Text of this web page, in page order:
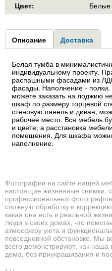
Цвет:
Белые
Group1
Описание (активная
вкладка)
Доставка
Белая тумба в
индивидуальному проекту.
распашными фасадами из
фасады. Наполнение -
можете заказать на лоджию
шкаф по размеру торцевой
стеновую панель и диван,
рабочее место. Вся мебель
и цвете, а расстановка
помещения. Для шкафа
наполнение.
Фотографии на сайте нашей
настоящие жизненные снимки,
профессиональных
сложную обработку и
какая она есть в реальной
люди в своих домах, что
атмосферу уюта и
повседневной обстановке. Мы
всего демонстрируют, как наша
дома, без приукрашивания и